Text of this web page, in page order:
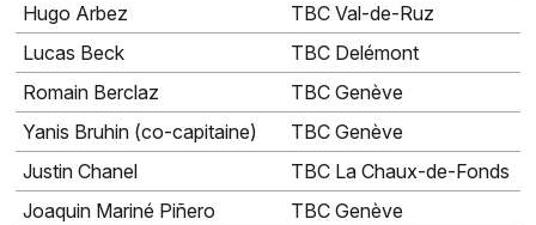
Hugo Arbez
TBC Val-de-Ruz
Lucas Beck
TBC Delémont
Romain Berclaz
TBC Genève
Yanis Bruhin (co-capitaine)
TBC Genève
Justin Chanel
TBC La Chaux-de-Fonds
Joaquin Mariné Piñero
TBC Genève